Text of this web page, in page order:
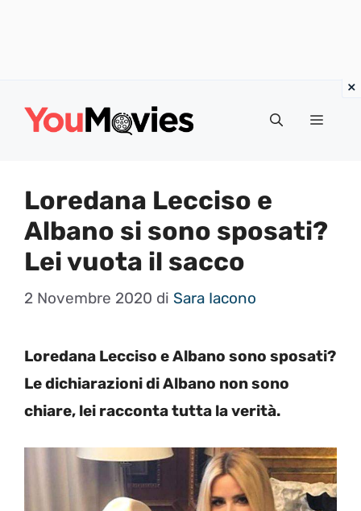
Menu
Loredana Lecciso e
Albano si sono sposati?
Lei vuota il sacco
2 Novembre 2020 di Sara Iacono
Loredana Lecciso e Albano sono sposati?
Le dichiarazioni di Albano non sono
chiare, lei racconta tutta la verità.